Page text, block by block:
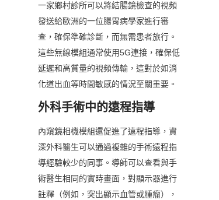
一家鄉村診所可以將結腸鏡檢查的視頻
發送給歐洲的一位腸胃病學家進行審
查，確保準確診斷，而無需患者旅行。
這些無線模組通常使用5G連接，確保低
延遲和高質量的視頻傳輸，這對於如消
化道出血等時間敏感的情況至關重要。
外科手術中的遠程指導
內窺鏡相機模組還促進了遠程指導，資
深外科醫生可以通過複雜的手術遠程指
導經驗較少的同事。導師可以查看與手
術醫生相同的實時畫面，對顯示器進行
註釋（例如，突出顯示血管或腫瘤），